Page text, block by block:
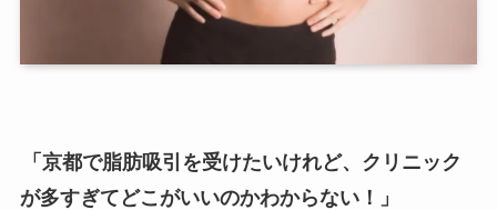
「京都で脂肪吸引を受けたいけれど、クリニック
が多すぎてどこがいいのかわからない！」